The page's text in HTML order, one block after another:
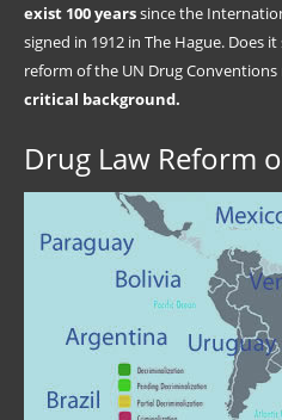
exist 100 yearssince the
signed in 1912 in The Hague. Does
reform of the UN Drug Conventions
critical background.
Drug Law Reform